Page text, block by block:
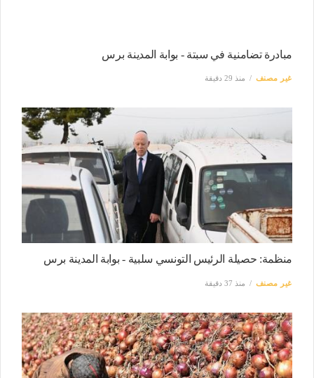
مبادرة تضامنية في سبتة - بوابة المدينة برس
غير مصنف منذ 29 دقيقة
منظمة: حصيلة الرئيس التونسي سلبية - بوابة المدينة برس
غير مصنف منذ 37 دقيقة